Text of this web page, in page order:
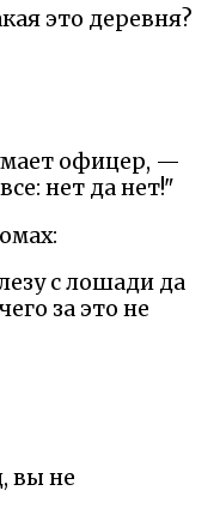
это деревня?
офицер, —
нет да нет!"
с лошади да
за это не
вы не